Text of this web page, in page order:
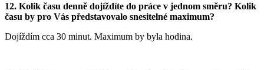
12. Kolik času denně dojíždíte do práce v jednom směru? Kolik
času by pro Vás představovalo snesitelné maximum?
Dojíždím cca 30 minut. Maximum by byla hodina.